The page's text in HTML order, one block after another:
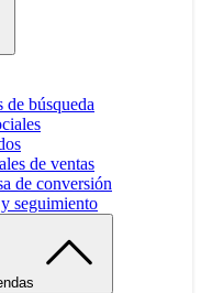
de búsqueda
de ventas
de conversión
seguimiento